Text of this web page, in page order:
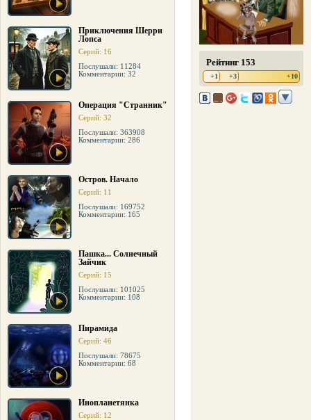
Приключения Шерри
Лопса
Серий: 16
Послушали: 11284
Комментарии: 32
Операция "Странник"
Серий: 32
Послушали: 363908
Комментарии: 286
Остров. Начало
Серий: 11
Послушали: 169752
Комментарии: 165
Пашка... Солнечный
Зайчик
Серий: 15
Послушали: 101025
Комментарии: 108
Пирамида
Серий: 46
Послушали: 78675
Комментарии: 68
Инопланетянка
Серий: 12
Рейтинг 153
+1 +3 +10